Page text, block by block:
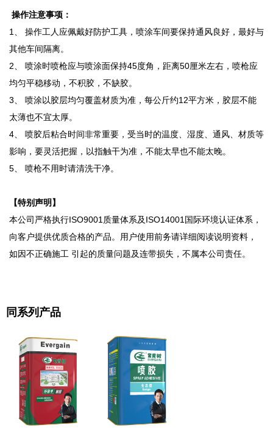
操作注意事项：
1、 操作工人应佩戴好防护工具，喷涂车间要保持通风良好，最好与
其他车间隔离。
2、 喷涂时喷枪应与喷涂面保持45度角，距离50厘米左右，喷枪应
均匀平稳移动，不积胶，不缺胶。
3、 喷涂以胶层均匀覆盖材质为准，每公斤约12平方米，胶层不能
太薄也不宜太厚。
4、 喷胶后粘合时间非常重要，受当时的温度、湿度、通风、材质等
影响，要灵活把握，以指触干为准，不能太早也不能太晚。
5、 喷枪不用时请清洗干净。
【特别声明】
本公司严格执行ISO9001质量体系及ISO14001国际环境认证体系，
向客户提供优质合格的产品。用户使用前务请详细阅读说明资料，
如因不正确施工 引起的质量问题及连带损失，不属本公司责任。
同系列产品